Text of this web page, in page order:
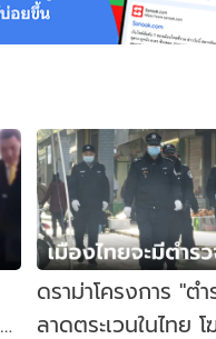
ดราม่าโครงการ "ต
ลาดตระเวนในไทย